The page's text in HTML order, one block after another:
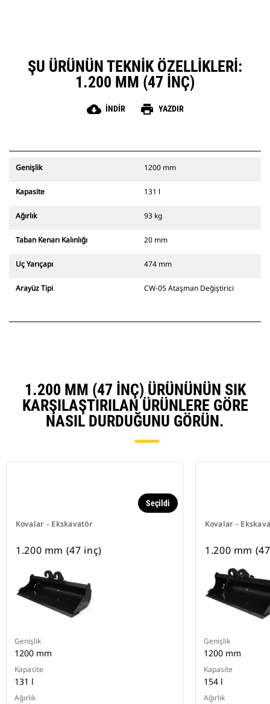
ŞU ÜRÜNÜN TEKNIK ÖZELLIKLERI:
1.200 MM (47 INÇ)
cloud_download İNDIR print YAZDIR
Genişlik 1200 mm
Kapasite 131 l
Ağırlık 93 kg
Taban Kenarı Kalınlığı 20 mm
Uç Yarıçapı 474 mm
Arayüz Tipi CW-05 Ataşman Değiştirici
1.200 MM (47 INÇ) ÜRÜNÜNÜN SIK
KARŞILAŞTIRILAN ÜRÜNLERE GÖRE
NASIL DURDUĞUNU GÖRÜN.
Kovalar - Ekskavatör
Seçildi
1.200 mm (47 inç)
Genişlik
1200 mm
Kapasite
131 l
Ağırlık
Kovalar -
1.200 mm
Genişlik
1200 mm
Kapasite
154 l
Ağırlık